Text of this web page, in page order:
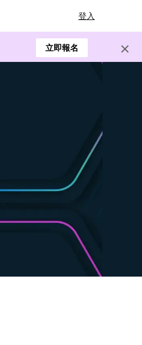
登入
立即報名